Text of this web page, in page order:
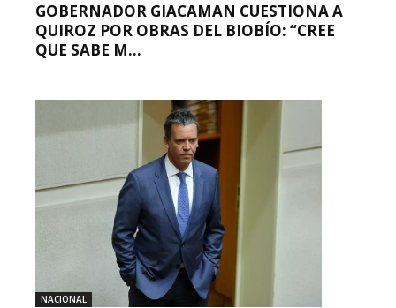
GOBERNADOR GIACAMAN CUESTIONA A
QUIROZ POR OBRAS DEL BIOBÍO: “CREE
QUE SABE M...
NACIONAL